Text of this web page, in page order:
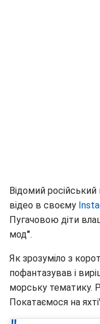
Відомий
відео в своєму
Пугачовою діти
мод".
Як зрозуміло з
пофантазував і
морську тематику.
Покатаємося на